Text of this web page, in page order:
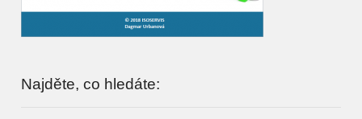
Najděte, co hledáte: